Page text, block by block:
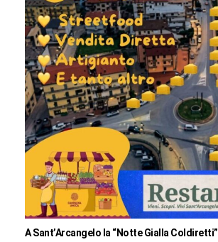
A Sant’Arcangelo la “Notte Gialla Coldiretti”